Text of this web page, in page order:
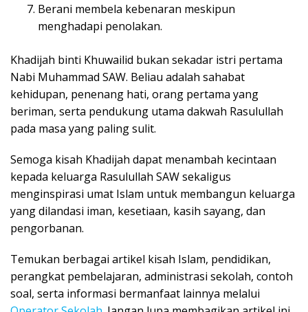
Berani membela kebenaran meskipun
menghadapi penolakan.
Khadijah binti Khuwailid bukan sekadar istri pertama
Nabi Muhammad SAW. Beliau adalah sahabat
kehidupan, penenang hati, orang pertama yang
beriman, serta pendukung utama dakwah Rasulullah
pada masa yang paling sulit.
Semoga kisah Khadijah dapat menambah kecintaan
kepada keluarga Rasulullah SAW sekaligus
menginspirasi umat Islam untuk membangun keluarga
yang dilandasi iman, kesetiaan, kasih sayang, dan
pengorbanan.
Temukan berbagai artikel kisah Islam, pendidikan,
perangkat pembelajaran, administrasi sekolah, contoh
soal, serta informasi bermanfaat lainnya melalui